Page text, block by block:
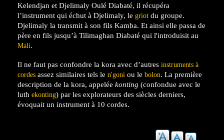
Kelendjan et Djelimaly Oulé Diabaté, il récupéra
l’instrument qui échut à Djelimaly, le griot du groupe.
Djelimaly la transmit à son fils Kamba. Et ainsi elle passa de
père en fils jusqu’à Tilimaghan Diabaté qui l'introduisit au
Mali.
Il ne faut pas confondre la kora avec d’autres instruments à
cordes assez similaires tels le n'goni ou le bolon. La première
description de la kora, appelée konting (confondue avec le
luth ekonting) par les explorateurs des siècles derniers,
évoquait un instrument à 10 cordes.